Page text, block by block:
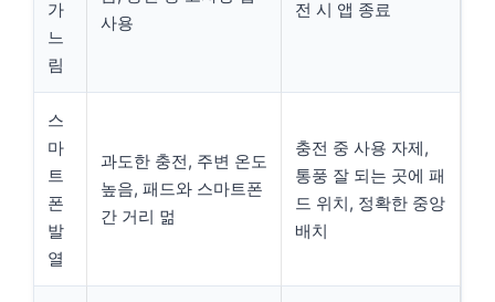
가
느
림
사용
전 시 앱 종료
스
마
트
폰
발
열
과도한 충전, 주변 온도
높음, 패드와 스마트폰
간 거리 멂
충전 중 사용 자제,
통풍 잘 되는 곳에 패
드 위치, 정확한 중앙
배치